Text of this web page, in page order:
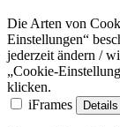
Die Arten von
Einstellungen“
jederzeit ändern /
„Cookie-
klicken.
iFrames